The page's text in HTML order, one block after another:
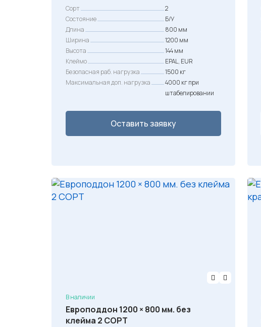
Сорт
2
Состояние
Б/У
Длина
800 мм
Ширина
1200 мм
Высота
144 мм
Клеймо
EPAL, EUR
Безопасная раб. нагрузка
1500 кг
Максимальная доп. нагрузка
4000 кг при
штабелировании
Оставить заявку
В наличии
Европоддон 1200 × 800 мм. без
клейма 2 СОРТ